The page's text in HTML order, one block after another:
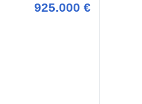
925.000 €